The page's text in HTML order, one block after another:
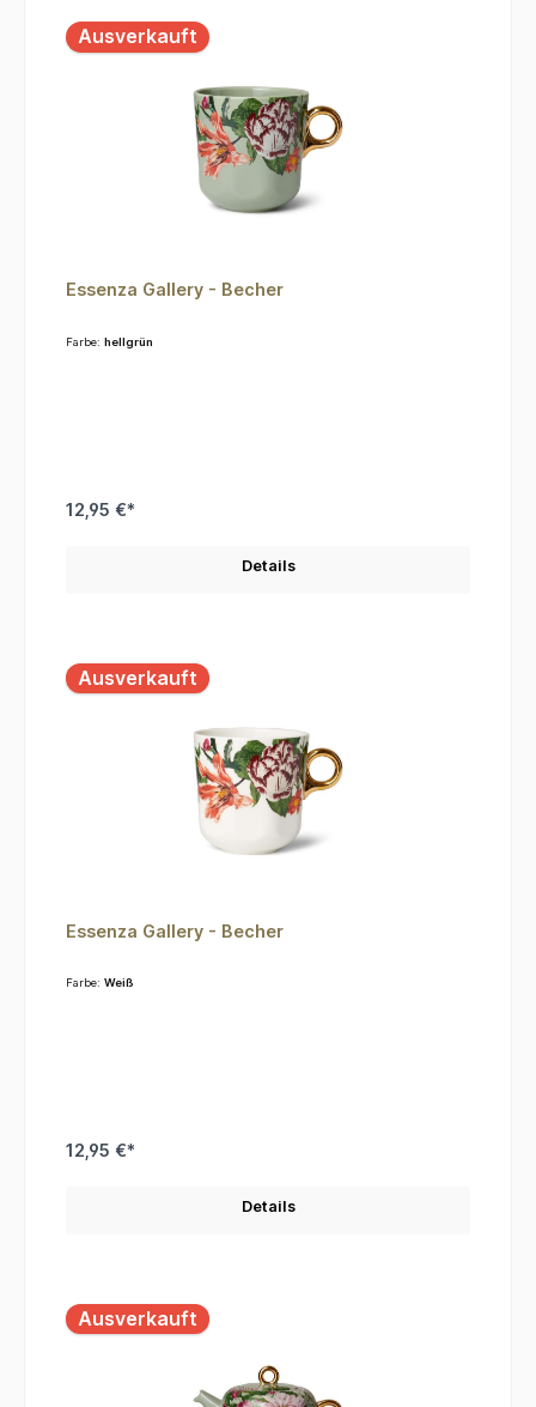
Ausverkauft
Essenza Gallery - Becher
Farbe: hellgrün
12,95 €*
Details
Ausverkauft
Essenza Gallery - Becher
Farbe: Weiß
12,95 €*
Details
Ausverkauft